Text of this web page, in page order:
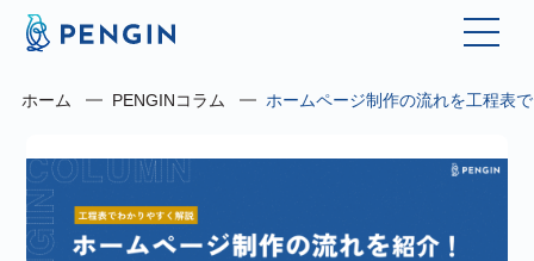
ホーム PENGINコラム ホームページ制作の流れを工程表